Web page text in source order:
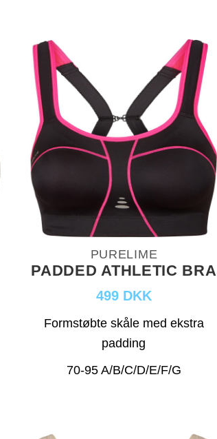
PURELIME
PADDED ATHLETIC BRA
499 DKK
Formstøbte skåle med ekstra
padding
70-95 A/B/C/D/E/F/G